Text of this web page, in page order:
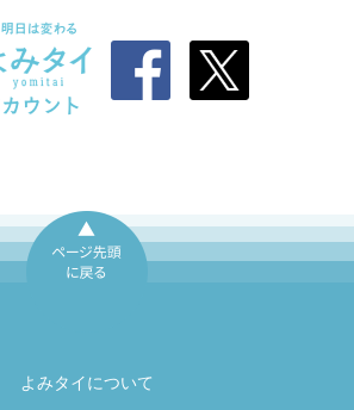
よみタイについて